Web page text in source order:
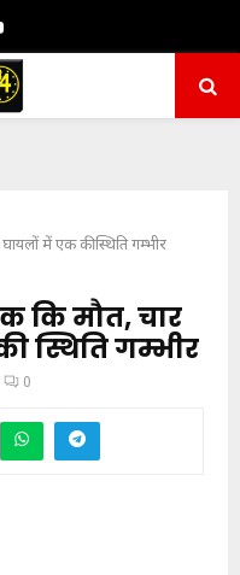
Youtube
में एक की स्थिति गम्भीर
कि मौत, चार
स्थिति गम्भीर
0